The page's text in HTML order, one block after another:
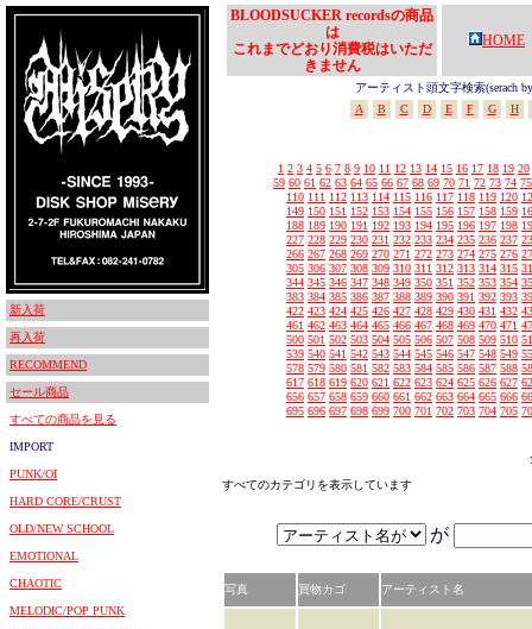
新入荷
再入荷
RECOMMEND
セール商品
すべての商品を見る
IMPORT
PUNK/OI
HARD CORE/CRUST
OLD/NEW SCHOOL
EMOTIONAL
CHAOTIC
MELODIC/POP PUNK
BLOODSUCKER recordsの商品
は
これまでどおり消費税はいただ
きません
HOME
アーティスト頭文字検索(serach
A
B C D E F G H
1 2 3 4 5 6 7 8 9 10 11 12 13 14 15 16 17 18 19 20
59 60 61 62 63 64 65 66 67 68 69 70 71 72 73 74 75
110 111 112 113 114 115 116 117 118 119 120
149 150 151 152 153 154 155 156 157 158 159
188 189 190 191 192 193 194 195 196 197 198
227 228 229 230 231 232 233 234 235 236 237
266 267 268 269 270 271 272 273 274 275 276
305 306 307 308 309 310 311 312 313 314 315
344 345 346 347 348 349 350 351 352 353 354
383 384 385 386 387 388 389 390 391 392 393
422 423 424 425 426 427 428 429 430 431 432
461 462 463 464 465 466 467 468 469 470 471
500 501 502 503 504 505 506 507 508 509 510
539 540 541 542 543 544 545 546 547 548 549
578 579 580 581 582 583 584 585 586 587 588
617 618 619 620 621 622 623 624 625 626 627
656 657 658 659 660 661 662 663 664 665 666
695 696 697 698 699 700 701 702 703 704 705
すべてのカテゴリを表示しています
が
写真 買物カゴ アーティスト名